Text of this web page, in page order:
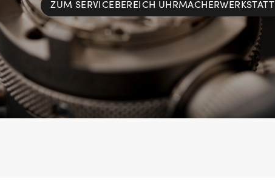
ZUM SERVICEBEREICH UHRMACHERWERKSTATT